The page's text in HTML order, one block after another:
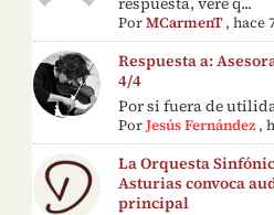
PorMCarmenT,hace
Respuesta a:
4/4
Por si fuera de
PorJesús Fernández ,
La Orquesta
Asturias convoca
principal